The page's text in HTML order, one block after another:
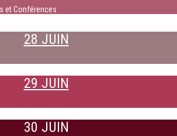
et Conférences
28 JUIN
29 JUIN
30 JUIN